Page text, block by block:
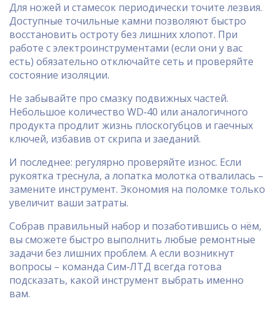
Для ножей и стамесок периодически точите лезвия.
Доступные точильные камни позволяют быстро
восстановить остроту без лишних хлопот. При
работе с электроинструментами (если они у вас
есть) обязательно отключайте сеть и проверяйте
состояние изоляции.
Не забывайте про смазку подвижных частей.
Небольшое количество WD‑40 или аналогичного
продукта продлит жизнь плоскогубцов и гаечных
ключей, избавив от скрипа и заеданий.
И последнее: регулярно проверяйте износ. Если
рукоятка треснула, а лопатка молотка отвалилась –
замените инструмент. Экономия на поломке только
увеличит ваши затраты.
Собрав правильный набор и позаботившись о нём,
вы сможете быстро выполнить любые ремонтные
задачи без лишних проблем. А если возникнут
вопросы – команда Сим‑ЛТД всегда готова
подсказать, какой инструмент выбрать именно
вам.